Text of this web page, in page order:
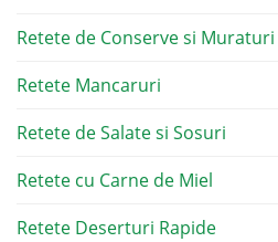
Retete de Conserve si Muraturi
Retete Mancaruri
Retete de Salate si Sosuri
Retete cu Carne de Miel
Retete Deserturi Rapide